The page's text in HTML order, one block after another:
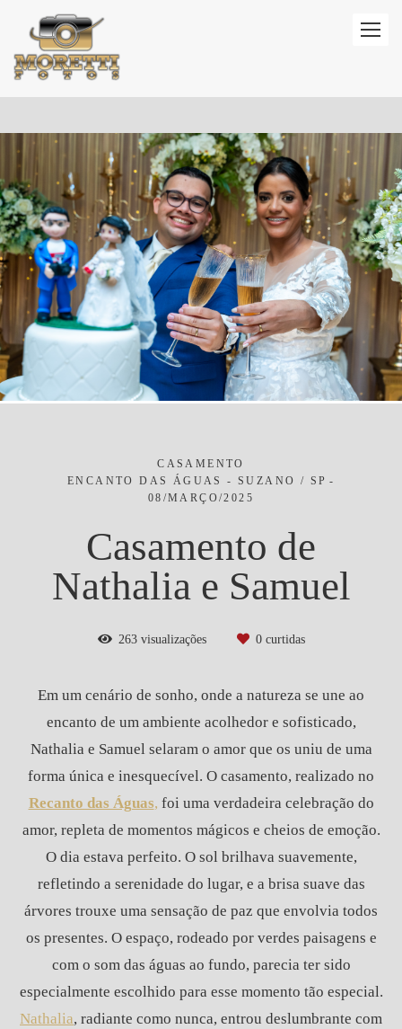
CASAMENTO
ENCANTO DAS ÁGUAS - SUZANO / SP
08/MARÇO/2025
Casamento de
Nathalia e Samuel
263visualizações 0curtidas
Em um cenário de sonho, onde a natureza se une ao
encanto de um ambiente acolhedor e sofisticado,
Nathalia e Samuel selaram o amor que os uniu de uma
forma única e inesquecível. O casamento, realizado no
Recanto das Águas, foi uma verdadeira celebração do
amor, repleta de momentos mágicos e cheios de emoção.
O dia estava perfeito. O sol brilhava suavemente,
refletindo a serenidade do lugar, e a brisa suave das
árvores trouxe uma sensação de paz que envolvia todos
os presentes. O espaço, rodeado por verdes paisagens e
com o som das águas ao fundo, parecia ter sido
especialmente escolhido para esse momento tão especial.
Nathalia, radiante como nunca, entrou deslumbrante com